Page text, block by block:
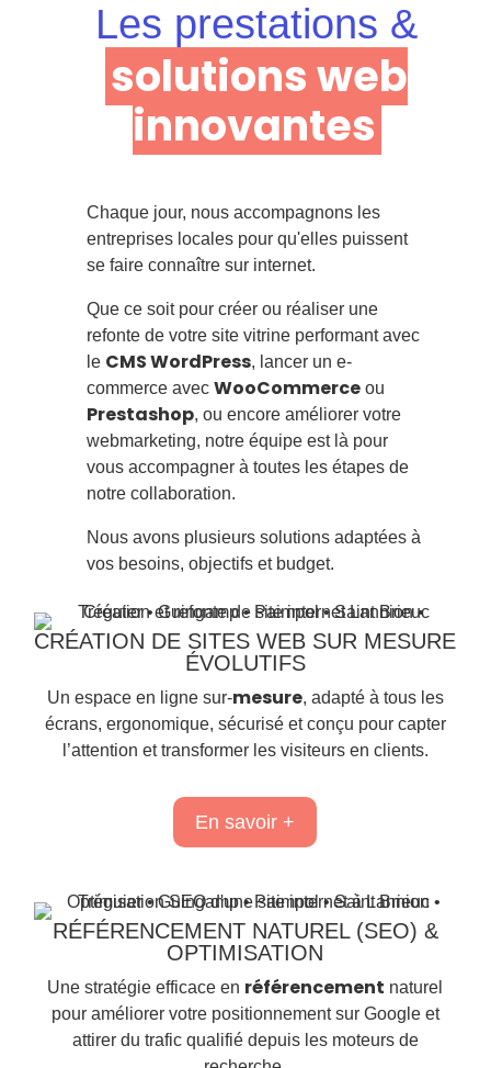
Les prestations &
solutions web
innovantes
Chaque jour, nous accompagnons les
entreprises locales pour qu'elles puissent
se faire connaître sur internet.
Que ce soit pour créer ou réaliser une
refonte de votre site vitrine performant avec
le CMS WordPress, lancer un e-
commerce avec WooCommerceou
Prestashop, ou encore améliorer votre
webmarketing, notre équipe est là pour
vous accompagner à toutes les étapes de
notre collaboration.
Nous avons plusieurs solutions adaptées à
vos besoins, objectifs et budget.
CRÉATION DE SITES WEB SUR MESURE
ÉVOLUTIFS
Un espace en ligne sur-mesure, adapté à tous les
écrans, ergonomique, sécurisé et conçu pour capter
l’attention et transformer les visiteurs en clients.
En savoir +
RÉFÉRENCEMENT NATUREL (SEO) &
OPTIMISATION
Une stratégie efficace en référencement naturel
pour améliorer votre positionnement sur Google et
attirer du trafic qualifié depuis les moteurs de